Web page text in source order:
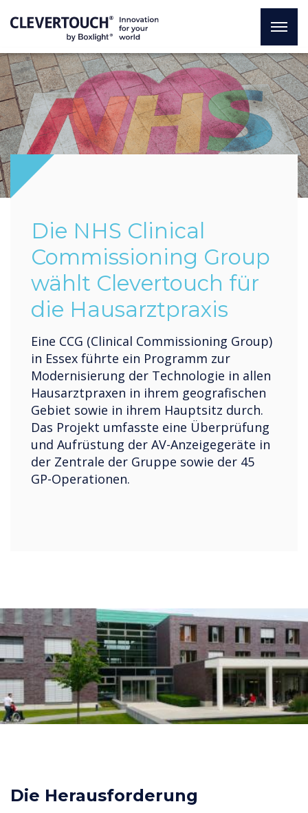
Die NHS Clinical
Commissioning Group
wählt Clevertouch für
die Hausarztpraxis
Eine CCG (Clinical Commissioning Group)
in Essex führte ein Programm zur
Modernisierung der Technologie in allen
Hausarztpraxen in ihrem geografischen
Gebiet sowie in ihrem Hauptsitz durch.
Das Projekt umfasste eine Überprüfung
und Aufrüstung der AV-Anzeigegeräte in
der Zentrale der Gruppe sowie der 45
GP-Operationen.
Die Herausforderung